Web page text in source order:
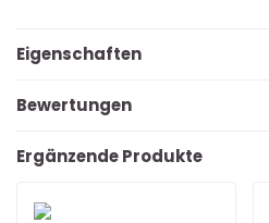
Eigenschaften
Bewertungen
Ergänzende Produkte